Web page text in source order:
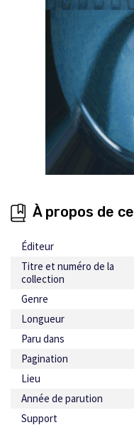
À propos de
Éditeur
Titre et numéro de la
collection
Genre
Longueur
Paru dans
Pagination
Lieu
Année de parution
Support